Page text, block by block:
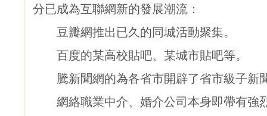
分已成為互聯網新的發展潮流：
豆瓣網推出已久的同城活動聚集。
百度的某高校貼吧、某城市貼吧等。
騰新聞網的為各省市開辟了省市級子新
網絡職業中介、婚介公司本身即帶有強